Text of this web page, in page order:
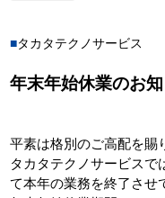
タカタテクノサービス
年末年始休業のお
平素は格別のご高配を賜
タカタテクノサービスで
て本年の業務を終了させ